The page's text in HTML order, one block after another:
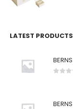
LATEST PRODUCTS